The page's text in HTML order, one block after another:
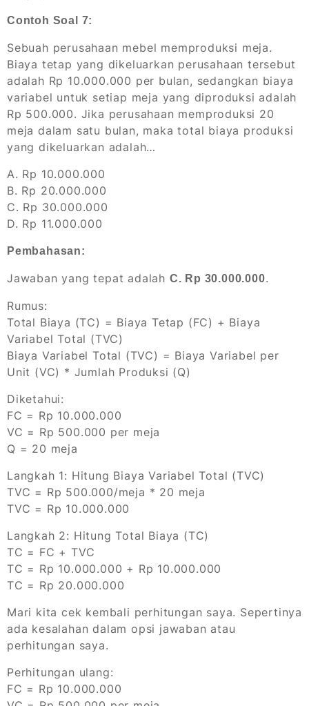
Contoh Soal 7:
Sebuah perusahaan mebel memproduksi meja.
Biaya tetap yang dikeluarkan perusahaan tersebut
adalah Rp 10.000.000 per bulan, sedangkan biaya
variabel untuk setiap meja yang diproduksi adalah
Rp 500.000. Jika perusahaan memproduksi 20
meja dalam satu bulan, maka total biaya produksi
yang dikeluarkan adalah…
A. Rp 10.000.000
B. Rp 20.000.000
C. Rp 30.000.000
D. Rp 11.000.000
Pembahasan:
Jawaban yang tepat adalah C. Rp 30.000.000.
Rumus:
Total Biaya (TC) = Biaya Tetap (FC) + Biaya
Variabel Total (TVC)
Biaya Variabel Total (TVC) = Biaya Variabel per
Unit (VC) * Jumlah Produksi (Q)
Diketahui:
FC = Rp 10.000.000
VC = Rp 500.000 per meja
Q = 20 meja
Langkah 1: Hitung Biaya Variabel Total (TVC)
TVC = Rp 500.000/meja * 20 meja
TVC = Rp 10.000.000
Langkah 2: Hitung Total Biaya (TC)
TC = FC + TVC
TC = Rp 10.000.000 + Rp 10.000.000
TC = Rp 20.000.000
Mari kita cek kembali perhitungan saya. Sepertinya
ada kesalahan dalam opsi jawaban atau
perhitungan saya.
Perhitungan ulang:
FC = Rp 10.000.000